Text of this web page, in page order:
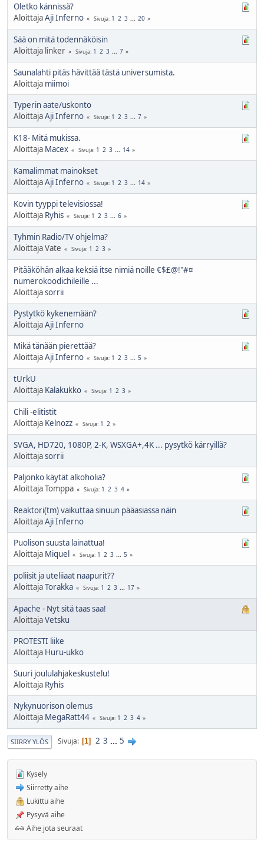
Oletko kännissä?
AloittajaAji Inferno Sivuja 1 2 3 ... 20
Sää on mitä todennäköisin
Aloittaja linker
Sivuja 1 2 3 ... 7
Saunalahti pitäs hävittää tästä universumista.
Aloittaja miimoi
Typerin aate/uskonto
AloittajaAji Inferno Sivuja 1 2 3 ... 7
K18- Mitä mukissa.
Aloittaja Macex Sivuja 1 2 3 ... 14
Kamalimmat mainokset
AloittajaAji Inferno Sivuja 1 2 3 ... 14
Kovin tyyppi televisiossa!
Aloittaja Ryhis Sivuja 1 2 3 ... 6
Tyhmin Radio/TV ohjelma?
Aloittaja Vate
Sivuja 1 2 3
Pitääköhän alkaa keksiä itse nimiä noille €$£@!"#¤
numerokoodichileille ...
Aloittajasorrii
Pystytkö kykenemään?
AloittajaAji Inferno
Mikä tänään pierettää?
AloittajaAji Inferno Sivuja 1 2 3 ... 5
tUrkU
Aloittaja Kalakukko Sivuja 1 2 3
Chili -elitistit
Aloittaja Kelnozz Sivuja 1 2
SVGA, HD720, 1080P, 2-K, WSXGA+,4K ... pysytkö kärryillä?
Aloittajasorrii
Paljonko käytät alkoholia?
Aloittaja Tomppa
Sivuja 1 2 3 4
Reaktori(tm) vaikuttaa sinuun pääasiassa näin
AloittajaAji Inferno
Puolison suusta lainattua!
Aloittaja Miquel Sivuja 1 2 3 ... 5
poliisit ja uteliiaat naapurit??
AloittajaTorakka Sivuja 1 2 3 ... 17
Apache - Nyt sitä taas saa!
AloittajaVetsku
PROTESTI liike
Aloittaja Huru-ukko
Suuri joululahjakeskustelu!
Aloittaja Ryhis
Nykynuorison olemus
Aloittaja MegaRatt44 Sivuja 1 2 3 4
SIIRRY YLÖS Sivuja 1 2 3 ... 5
Kysely
Siirretty aihe
Lukittu aihe
Pysyvä aihe
Aihe jota seuraat